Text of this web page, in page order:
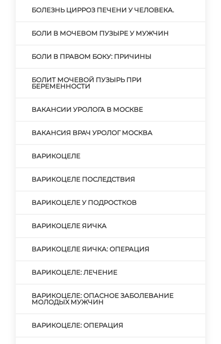
БОЛЕЗНЬ ЦИРРОЗ ПЕЧЕНИ У ЧЕЛОВЕКА.
БОЛИ В МОЧЕВОМ ПУЗЫРЕ У МУЖЧИН
БОЛИ В ПРАВОМ БОКУ: ПРИЧИНЫ
БОЛИТ МОЧЕВОЙ ПУЗЫРЬ ПРИ
БЕРЕМЕННОСТИ
ВАКАНСИИ УРОЛОГА В МОСКВЕ
ВАКАНСИЯ ВРАЧ УРОЛОГ МОСКВА
ВАРИКОЦЕЛЕ
ВАРИКОЦЕЛЕ ПОСЛЕДСТВИЯ
ВАРИКОЦЕЛЕ У ПОДРОСТКОВ
ВАРИКОЦЕЛЕ ЯИЧКА
ВАРИКОЦЕЛЕ ЯИЧКА: ОПЕРАЦИЯ
ВАРИКОЦЕЛЕ: ЛЕЧЕНИЕ
ВАРИКОЦЕЛЕ: ОПАСНОЕ ЗАБОЛЕВАНИЕ
МОЛОДЫХ МУЖЧИН
ВАРИКОЦЕЛЕ: ОПЕРАЦИЯ